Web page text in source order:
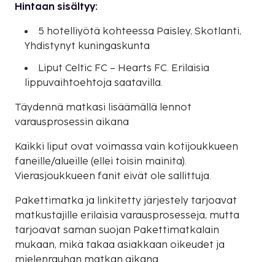
Hintaan sisältyy:
5 hotelliyötä kohteessa Paisley, Skotlanti,
Yhdistynyt kuningaskunta
Liput Celtic FC – Hearts FC. Erilaisia
lippuvaihtoehtoja saatavilla.
Täydennä matkasi lisäämällä lennot
varausprosessin aikana
Kaikki liput ovat voimassa vain kotijoukkueen
faneille/alueille (ellei toisin mainita).
Vierasjoukkueen fanit eivät ole sallittuja.
Pakettimatka ja linkitetty järjestely tarjoavat
matkustajille erilaisia varausprosesseja, mutta
tarjoavat saman suojan Pakettimatkalain
mukaan, mikä takaa asiakkaan oikeudet ja